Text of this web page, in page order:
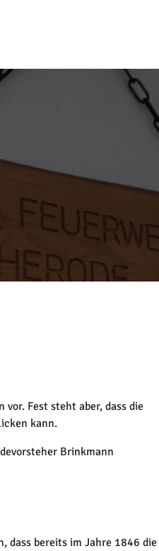
Fest steht aber, dass die
kann.
Brinkmann
dass bereits im Jahre 1846 die